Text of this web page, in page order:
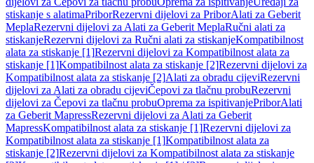
stiskanje s alatimaPriborRezervni dijelovi za PriborAlati za Geberit
MeplaRezervni dijelovi za Alati za Geberit MeplaRučni alati za
stiskanjeRezervni dijelovi za Ručni alati za stiskanjeKompatibilnost
alata za stiskanje [1]Rezervni dijelovi za Kompatibilnost alata za
stiskanje [1]Kompatibilnost alata za stiskanje [2]Rezervni dijelovi za
Kompatibilnost alata za stiskanje [2]Alati za obradu cijeviRezervni
dijelovi za Alati za obradu cijeviČepovi za tlačnu probuRezervni
dijelovi za Čepovi za tlačnu probuOprema za ispitivanjePriborAlati
za Geberit MapressRezervni dijelovi za Alati za Geberit
MapressKompatibilnost alata za stiskanje [1]Rezervni dijelovi za
Kompatibilnost alata za stiskanje [1]Kompatibilnost alata za
stiskanje [2]Rezervni dijelovi za Kompatibilnost alata za stiskanje